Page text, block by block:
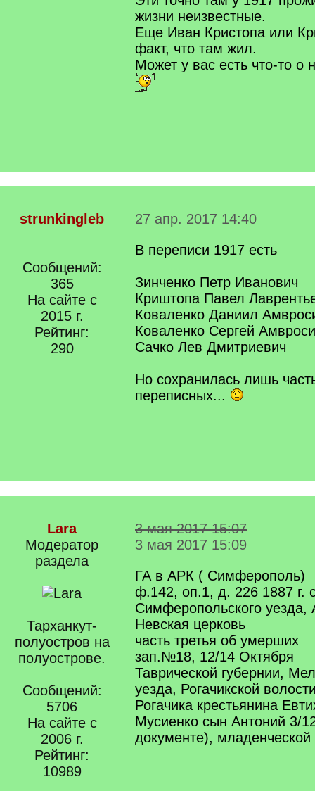
жизни неизвестные.
Еще Иван Кристопа или
факт, что там жил.
Может у вас есть что-то о
strunkingleb
Сообщений:
365
На сайте с
2015 г.
Рейтинг:
290
27 апр. 2017 14:40
В переписи 1917 есть
Зинченко Петр Иванович
Криштопа Павел
Коваленко Даниил
Коваленко Сергей
Сачко Лев Дмитриевич
Но сохранилась лишь
переписных...
Lara
Модератор
раздела
Тарханкут-
полуостров на
полуострове.
Сообщений:
5706
На сайте с
2006 г.
Рейтинг:
10989
3 мая 2017 15:07
3 мая 2017 15:09
ГА в АРК ( Симферополь)
ф.142, оп.1, д. 226 1887 г.
Симферопольского уезда,
Невская церковь
часть третья об умерших
зап.№18, 12/14 Октября
Таврической губернии,
уезда, Рогачикской
Рогачика крестьянина
Мусиенко сын Антоний 3/
документе), младенческой